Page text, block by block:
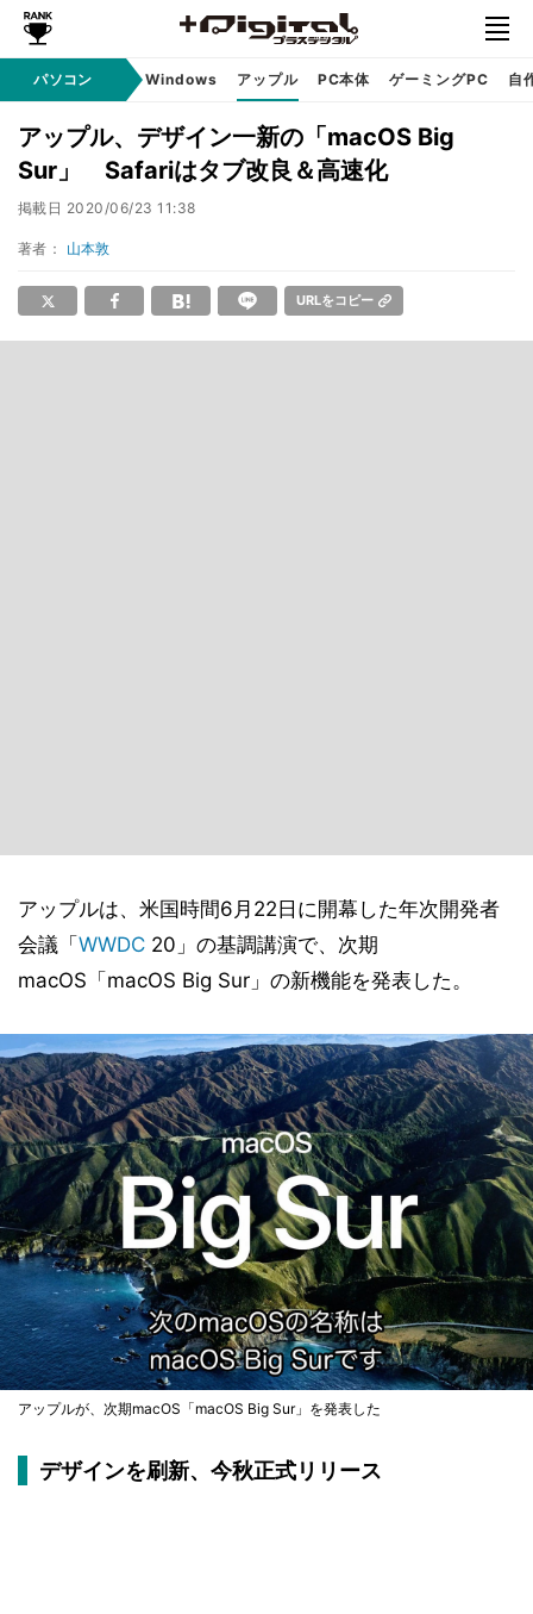
パソコン Windows アップル PC本体 ゲーミングPC 自
アップル、デザイン一新の「macOS Big
Sur」 Safariはタブ改良＆高速化
掲載日 2020/06/23 11:38
著者： 山本敦
URLをコピー
アップルは、米国時間6月22日に開幕した年次開発者
会議「 WWDC 20」の基調講演で、次期
macOS「macOS Big Sur」の新機能を発表した。
アップルが、次期macOS「macOS Big Sur」を発表した
デザインを刷新、今秋正式リリース